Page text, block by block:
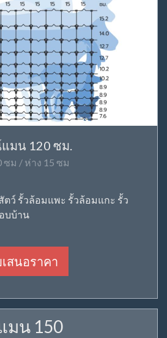
มน 120 ซม.
ซม / ห่าง 15 ซม
ตว์ รั้วล้อมแพะ รั้วล้อมแกะ รั้ว
บบ้าน
สนอราคา
มน 150